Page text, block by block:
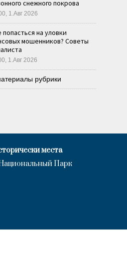
снежного покрова
1.Авг 2026
попасться на уловки
мошенников? Советы
1.Авг 2026
рубрики
места
Парк